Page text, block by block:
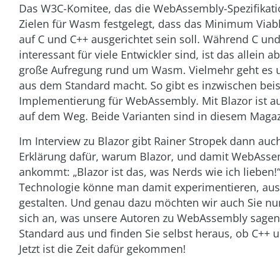
Das W3C-Komitee, das die WebAssembly-
Zielen für Wasm festgelegt, dass das Minimum
auf C und C++ ausgerichtet sein soll. Während C
interessant für viele Entwickler sind, ist das allein
große Aufregung rund um Wasm. Vielmehr geht es
aus dem Standard macht. So gibt es inzwischen
Implementierung für WebAssembly. Mit Blazor ist
auf dem Weg. Beide Varianten sind in diesem
Im Interview zu Blazor gibt Rainer Stropek dann
Erklärung dafür, warum Blazor, und damit
ankommt: „Blazor ist das, was Nerds wie ich
Technologie könne man damit experimentieren,
gestalten. Und genau dazu möchten wir auch Sie
sich an, was unsere Autoren zu WebAssembly
Standard aus und finden Sie selbst heraus, ob C++
Jetzt ist die Zeit dafür gekommen!